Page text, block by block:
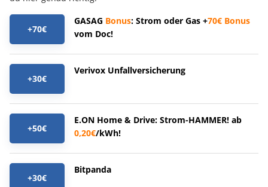
+70€
GASAG Bonus: Strom oder Gas +70€ Bonus
vom Doc!
+30€
Verivox Unfallversicherung
+50€
E.ON Home & Drive: Strom-HAMMER! ab
0,20€/kWh!
+30€
Bitpanda